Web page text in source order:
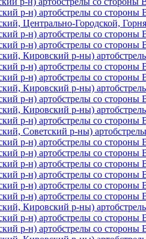
р-н) артобстрелы со
Центрально-Городской,
р-н) артобстрелы со
р-н) артобстрелы со
Кировский р-ны)
р-н) артобстрелы со
р-н) артобстрелы со
Кировский р-ны)
р-н) артобстрелы со
Кировский р-ны)
р-н) артобстрелы со
Советский р-ны)
р-н) артобстрелы со
р-н) артобстрелы со
р-н) артобстрелы со
р-н) артобстрелы со
р-н) артобстрелы со
р-н) артобстрелы со
Кировский р-ны)
р-н) артобстрелы со
р-н) артобстрелы со